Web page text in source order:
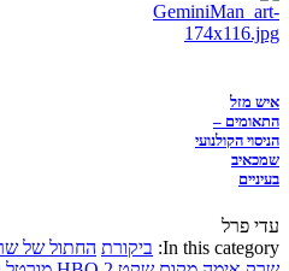
איש מזל
התאומים –
הניסוי הקולנועי
שמכאיב
בעיניים
עדי פרל
In this category: ביקורת החתול של שרק 2: משאלה